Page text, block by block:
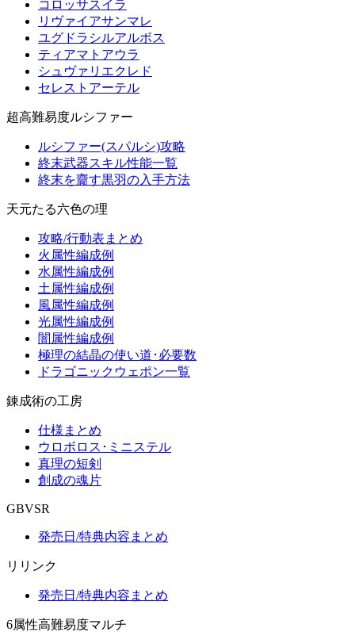
コロッサスイラ
リヴァイアサンマレ
ユグドラシルアルボス
ティアマトアウラ
シュヴァリエクレド
セレストアーテル
超高難易度ルシファー
ルシファー(スパルシ)攻略
終末武器スキル性能一覧
終末を齎す黒羽の入手方法
天元たる六色の理
攻略/行動表まとめ
火属性編成例
水属性編成例
土属性編成例
風属性編成例
光属性編成例
闇属性編成例
極理の結晶の使い道･必要数
ドラゴニックウェポン一覧
錬成術の工房
仕様まとめ
ウロボロス･ミニステル
真理の短剣
創成の魂片
GBVSR
発売日/特典内容まとめ
リリンク
発売日/特典内容まとめ
6属性高難易度マルチ